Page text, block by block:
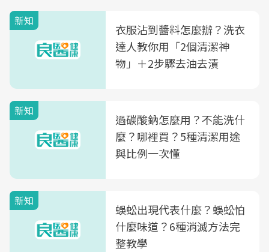
新知
衣服沾到醬料怎麼辦？洗衣
達人教你用「2個清潔神
物」＋2步驟去油去漬
新知
過碳酸鈉怎麼用？不能洗什
麼？哪裡買？5種清潔用途
與比例一次懂
新知
蜈蚣出現代表什麼？蜈蚣怕
什麼味道？6種消滅方法完
整教學